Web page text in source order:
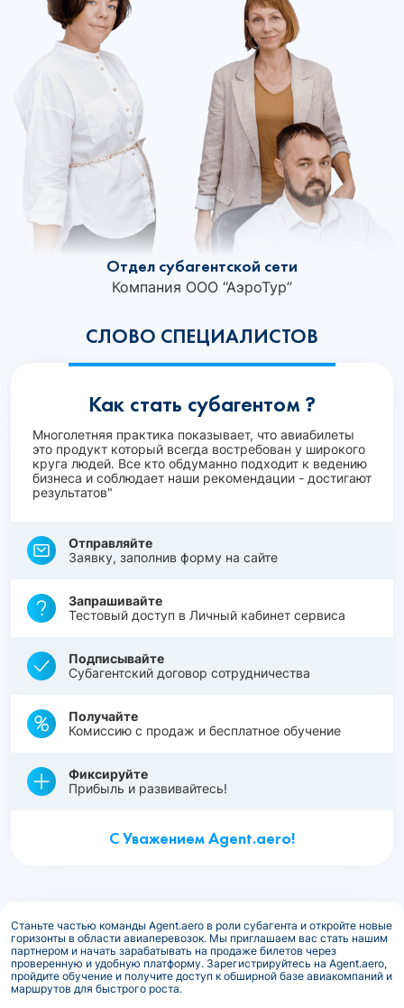
СЛОВО СПЕЦИАЛИСТОВ
Отдел субагентской сети
Компания ООО “АэроТур”
Как стать субагентом ?
Многолетняя практика показывает, что авиабилеты
это продукт который всегда востребован у широкого
круга людей. Все кто обдуманно подходит к ведению
бизнеса и соблюдает наши рекомендации - достигают
результатов"
Отправляйте
Заявку, заполнив форму на сайте
Запрашивайте
Тестовый доступ в Личный кабинет сервиса
Подписывайте
Субагентский договор сотрудничества
Получайте
Комиссию с продаж и бесплатное обучение
Фиксируйте
Прибыль и развивайтесь!
С Уважением Agent.aero!
Станьте частью команды Agent.aero в роли субагента и откройте новые
горизонты в области авиаперевозок. Мы приглашаем вас стать нашим
партнером и начать зарабатывать на продаже билетов через
проверенную и удобную платформу. Зарегистрируйтесь на Agent.aero,
пройдите обучение и получите доступ к обширной базе авиакомпаний и
маршрутов для быстрого роста.